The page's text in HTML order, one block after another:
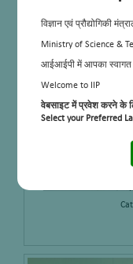
विज्ञान एवं प्रौद्योगिकी
Ministry of Science &
आईआईपी में आपका स्वागत
Welcome to IIP
वेबसाइट में प्रवेश करने के
Select your Preferred